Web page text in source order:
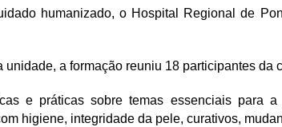
humanizado, o Hospital Regional de
a formação reuniu 18 participantes da
e práticas sobre temas essenciais para
higiene, integridade da pele, curativos,